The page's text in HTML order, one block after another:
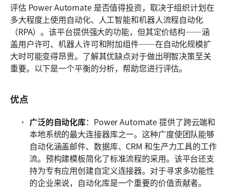
评估 Power Automate 是否值得投资，取决于组织计划在
多大程度上使用自动化、人工智能和机器人流程自动化
（RPA）。该平台提供强大的功能，但其定价结构——涵
盖用户许可、机器人许可和附加组件——在自动化规模扩
大时可能变得昂贵。了解其优缺点对于做出明智决策至关
重要。以下是一个平衡的分析，帮助您进行评估。
优点
广泛的自动化库：Power Automate 提供了跨云端和
本地系统的最大连接器库之一。这种广度使团队能够
自动化涵盖邮件、数据库、CRM 和生产力工具的工作
流。预构建模板简化了标准流程的采用。该平台还支
持为专有应用创建自定义连接器。对于寻求多功能性
的企业来说，自动化库是一个重要的价值贡献者。